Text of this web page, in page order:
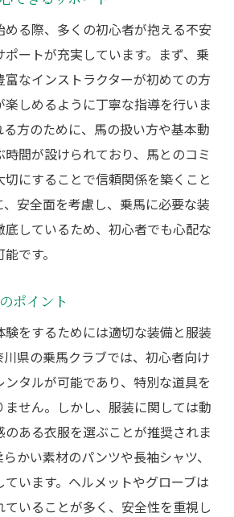
る際、多くの初心者が抱える不安
ートが充実しています。まず、乗
なインストラクターが初めての方
しめるように丁寧な指導を行いま
方のために、馬の扱い方や基本動
間が設けられており、馬とのコミ
にすることで信頼関係を築くこと
安全面を考慮し、乗馬に必要な装
しているため、初心者でも心配な
です。
ポイント
をするためには適切な装備と服装
県の乗馬クラブでは、初心者向け
タルが可能であり、特別な道具を
せん。しかし、服装に関しては動
のある衣服を選ぶことが推奨されま
かい素材のパンツや長袖シャツ、
います。ヘルメットやグローブは
ていることが多く、安全性を重視し